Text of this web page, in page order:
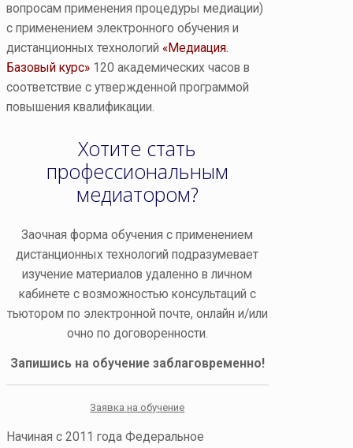
вопросам применения процедуры медиации)
с применением электронного обучения и
дистанционных технологий «Медиация.
Базовый курс» 120 академических часов в
соответствие с утвержденной программой
повышения квалификации.
Хотите стать
профессиональным
медиатором?
Заочная форма обучения с применением
дистанционных технологий подразумевает
изучение материалов удаленно в личном
кабинете с возможностью консультаций с
тьютором по электронной почте, онлайн и/или
очно по договоренности.
Запишись на обучение заблаговременно!
Заявка на обучение
Начиная с 2011 года Федеральное